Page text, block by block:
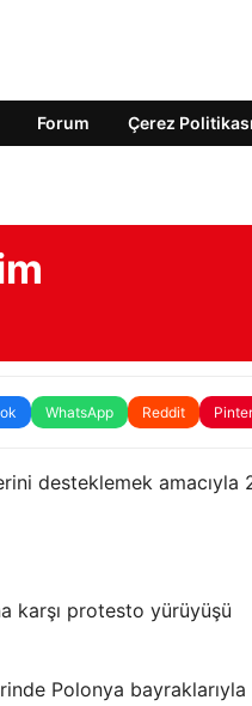
Forum Çerez Politikası
WhatsApp Reddit
desteklemek amacıyla
karşı protesto yürüyüşü
Polonya bayraklarıyla